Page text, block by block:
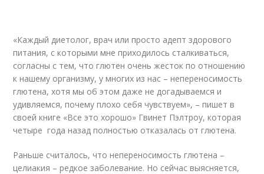
«Каждый диетолог, врач или просто адепт здорового
питания, с которыми мне приходилось сталкиваться,
согласны с тем, что глютен очень жесток по отношению
к нашему организму, у многих из нас – непереносимость
глютена, хотя мы об этом даже не догадываемся и
удивляемся, почему плохо себя чувствуем», – пишет в
своей книге «Все это хорошо» Гвинет Пэлтроу, которая
четыре года назад полностью отказалась от глютена.
Раньше считалось, что непереносимость глютена –
целиакия – редкое заболевание. Но сейчас выясняется,